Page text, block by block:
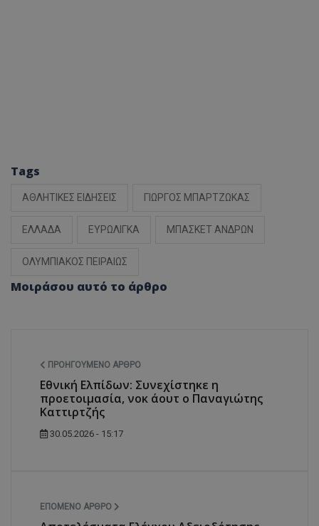
Tags
ΑΘΛΗΤΙΚΕΣ ΕΙΔΗΣΕΙΣ ΓΙΩΡΓΟΣ ΜΠΑΡΤΖΩΚΑΣ
ΕΛΛΑΔΑ ΕΥΡΩΛΙΓΚΑ ΜΠΑΣΚΕΤ ΑΝΔΡΩΝ
ΟΛΥΜΠΙΑΚΟΣ ΠΕΙΡΑΙΩΣ
Μοιράσου αυτό το άρθρο
ΠΡΟΗΓΟΎΜΕΝΟ ΆΡΘΡΟ
Εθνική Ελπίδων: Συνεχίστηκε η
προετοιμασία, νοκ άουτ ο Παναγιώτης
Καττιρτζής
30.05.2026 - 15:17
ΕΠΌΜΕΝΟ ΆΡΘΡΟ